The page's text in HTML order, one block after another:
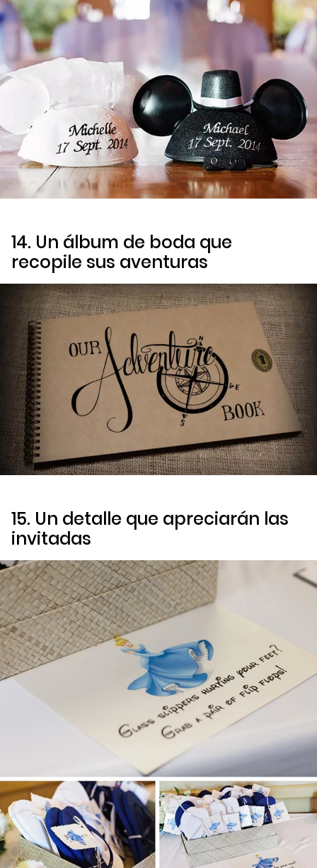
14. Un álbum de boda que
recopile sus aventuras
15. Un detalle que apreciarán las
invitadas